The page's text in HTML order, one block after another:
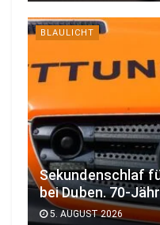
BLAULICHT
Sekundenschlaf
bei Duben. 70-
5. AUGUST 2026